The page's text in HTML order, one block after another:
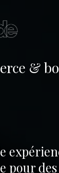
&
pour